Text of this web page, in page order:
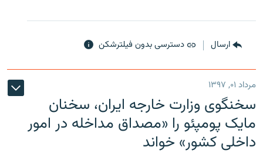
ارسال دسترسی بدون فیلترشکن
مرداد ۰۱, ۱۳۹۷
سخنگوی وزارت خارجه ایران، سخنان
مایک پومپئو را «مصداق مداخله در امور
داخلی کشور» خواند